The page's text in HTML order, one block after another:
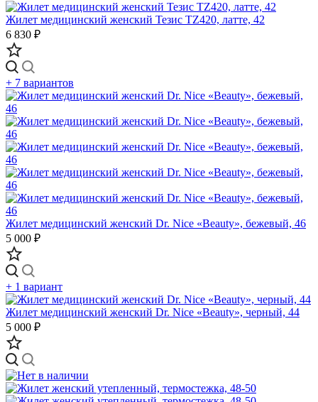
Жилет медицинский женский Тезис TZ420, латте, 42
6 830 ₽
+ 7 вариантов
Жилет медицинский женский Dr. Nice «Beauty», бежевый, 46
5 000 ₽
+ 1 вариант
Жилет медицинский женский Dr. Nice «Beauty», черный, 44
5 000 ₽